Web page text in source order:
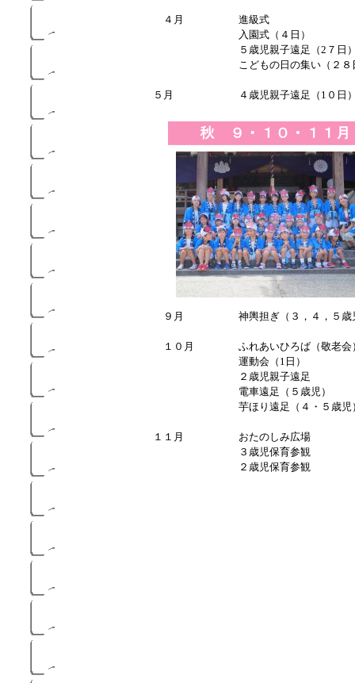
４月
５月
進級式
入園式（４日）
５歳児親子遠足（2７日
こどもの日の集い（２８
４歳児親子遠足（1０日
９月
１０月
１１月
神輿担ぎ（３，４，５歳
ふれあいひろば（敬老会
運動会（1日）
２歳児親子遠足
電車遠足（５歳児）
芋ほり遠足（４・５歳児
おたのしみ広場
３歳児保育参観
２歳児保育参観